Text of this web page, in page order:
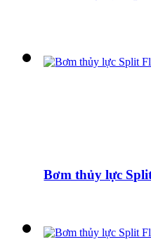
Bơm thủy lực